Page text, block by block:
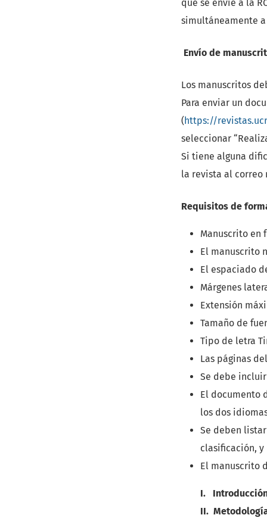
que se envíe a la
simultáneamente
Envío de
Los manuscritos
Para enviar un
( https://
seleccionar
Si tiene alguna
la revista al correo
Requisitos de
Manuscrito en
El manuscrito
El espaciado
Márgenes
Extensión
Tamaño de
Tipo de letra
Las páginas
Se debe
El documento
los dos
Se deben
clasificación,
El manuscrito
I.
II.